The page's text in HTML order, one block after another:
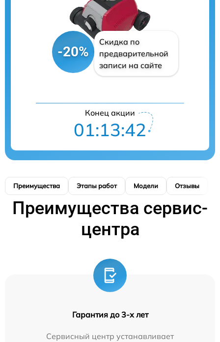
-20%
Скидка по
предварительной
записи на сайте
Конец акции
01:13:41
Преимущества Этапы работ Модели Отзывы
Преимущества сервис-
центра
Гарантия до 3-х лет
Сервисный центр устанавливает